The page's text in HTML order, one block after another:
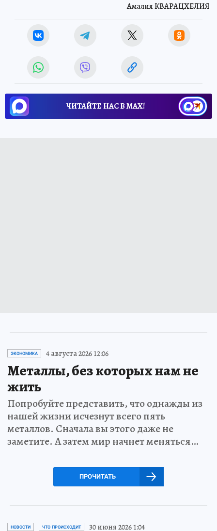
Амалия КВАРАЦХЕЛИЯ
ЧИТАЙТЕ НАС В МАХ!
ЭКОНОМИКА 4 августа 2026 12:06
Металлы, без которых нам не
жить
Попробуйте представить, что однажды из
нашей жизни исчезнут всего пять
металлов. Сначала вы этого даже не
заметите. А затем мир начнет меняться…
ПРОЧИТАТЬ
НОВОСТИ ЧТО ПРОИСХОДИТ 30 июня 2026 1:04